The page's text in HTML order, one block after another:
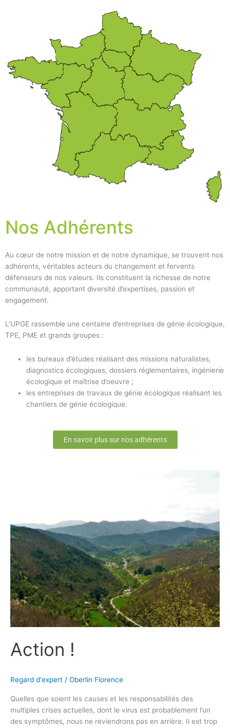
Nos Adhérents
Au cœur de notre mission et de notre dynamique, se trouvent nos
adhérents, véritables acteurs du changement et fervents
défenseurs de nos valeurs. Ils constituent la richesse de notre
communauté, apportant diversité d’expertises, passion et
engagement.
L’UPGE rassemble une centaine d’entreprises de génie écologique,
TPE, PME et grands groupes :
les bureaux d’études réalisant des missions naturalistes,
diagnostics écologiques, dossiers réglementaires, ingénierie
écologique et maîtrise d’oeuvre ;
les entreprises de travaux de génie écologique réalisant les
chantiers de génie écologique.
En savoir plus sur nos adhérents
Action !
Regard d'expert / Oberlin Florence
Quelles que soient les causes et les responsabilités des
multiples crises actuelles, dont le virus est probablement l’un
des symptômes, nous ne reviendrons pas en arrière. Il est trop